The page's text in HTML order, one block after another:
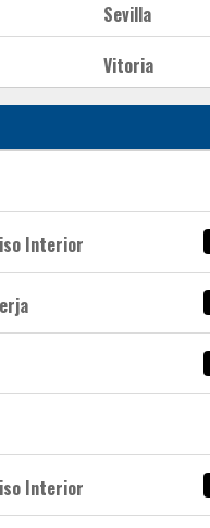
Sevilla
Vitoria
Interior
Interior